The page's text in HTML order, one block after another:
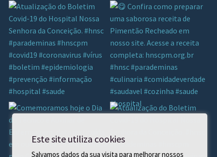
Este site utiliza cookies
Salvamos dados da sua visita para melhorar nossos